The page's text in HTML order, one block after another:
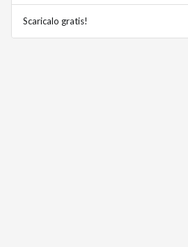
Scaricalo gratis!